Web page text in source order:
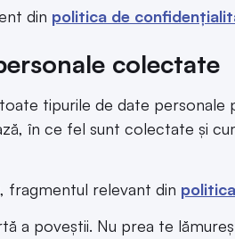
din politica de
colectate
tipurile de date personale
în ce fel sunt colectate și
fragmentul relevant din
a poveștii. Nu prea te